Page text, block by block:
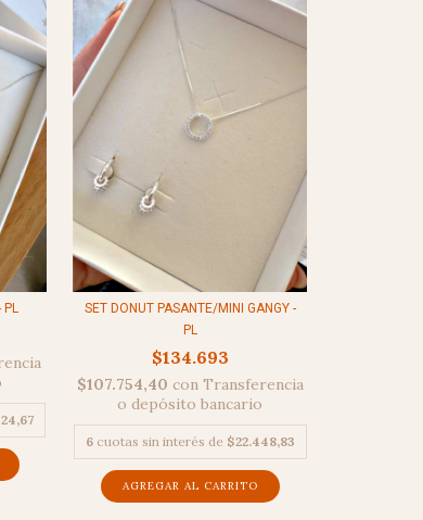
PL
SET DONUT PASANTE/MINI GANGY -
PL
$134.693
$107.754,40 con Transferencia
o depósito bancario
6 cuotas sin interés de $22.448,83